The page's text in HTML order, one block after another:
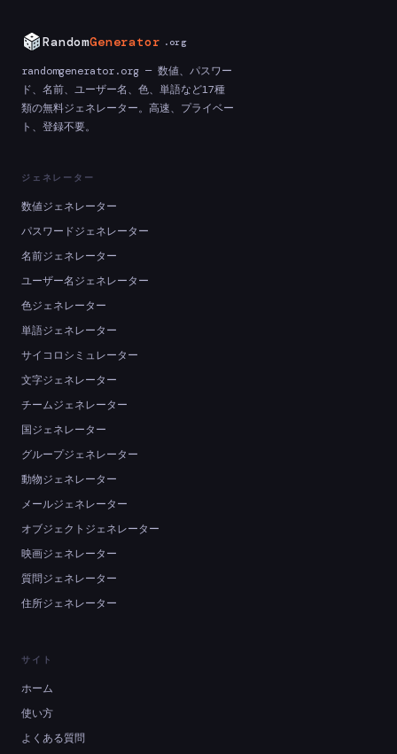
RandomGenerator .org
randomgenerator.org — 数値、パスワー
ド、名前、ユーザー名、色、単語など17種
類の無料ジェネレーター。高速、プライベー
ト、登録不要。
ジェネレーター
数値ジェネレーター
パスワードジェネレーター
名前ジェネレーター
ユーザー名ジェネレーター
色ジェネレーター
単語ジェネレーター
サイコロシミュレーター
文字ジェネレーター
チームジェネレーター
国ジェネレーター
グループジェネレーター
動物ジェネレーター
メールジェネレーター
オブジェクトジェネレーター
映画ジェネレーター
質問ジェネレーター
住所ジェネレーター
サイト
ホーム
使い方
よくある質問